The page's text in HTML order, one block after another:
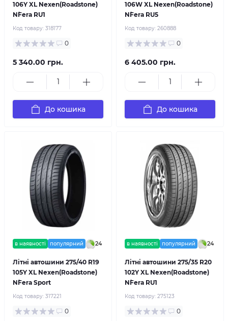
106Y XL Nexen(Roadstone)
N`Fera RU1
Код товару: 318177
0
5 340.00 грн.
До кошика
106W XL Nexen(Roadstone)
N`Fera RU5
Код товару: 260888
0
6 405.00 грн.
До кошика
в наявності популярний 24
Літні автошини 275/40 R19
105Y XL Nexen(Roadstone)
N`Fera Sport
Код товару: 317221
0
в наявності популярний 24
Літні автошини 275/35 R20
102Y XL Nexen(Roadstone)
N`Fera RU1
Код товару: 275123
0